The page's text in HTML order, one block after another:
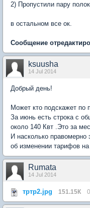
2) Пропустили пару
в остальном все ок.
Сообщение
ksuusha
14 Jul 2014
Добрый день!
Может кто подскажет по
За июнь есть строка с
около 140 Квт .Это за
И насколько
об изменении тарифов
Rumata
14 Jul 2014
тртр2.jpg 151.15К